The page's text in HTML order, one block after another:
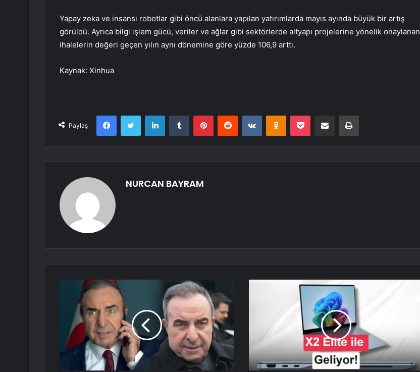
Yapay zeka ve insansı robotlar gibi öncü alanlara yapılan yatırımlarda mayıs ayında büyük bir artış
görüldü. Ayrıca bilgi işlem gücü, veriler ve ağlar gibi sektörlerde altyapı projelerine yönelik onaylanan
ihalelerin değeri geçen yılın aynı dönemine göre yüzde 106,9 arttı.
Kaynak: Xinhua
Paylaş
FacebookTwitter LinkedInTumblr PinterestReddit VKontakteOdnoklassniki
Pocket E-Posta ile paylaş Yazdır
NURCAN BAYRAM